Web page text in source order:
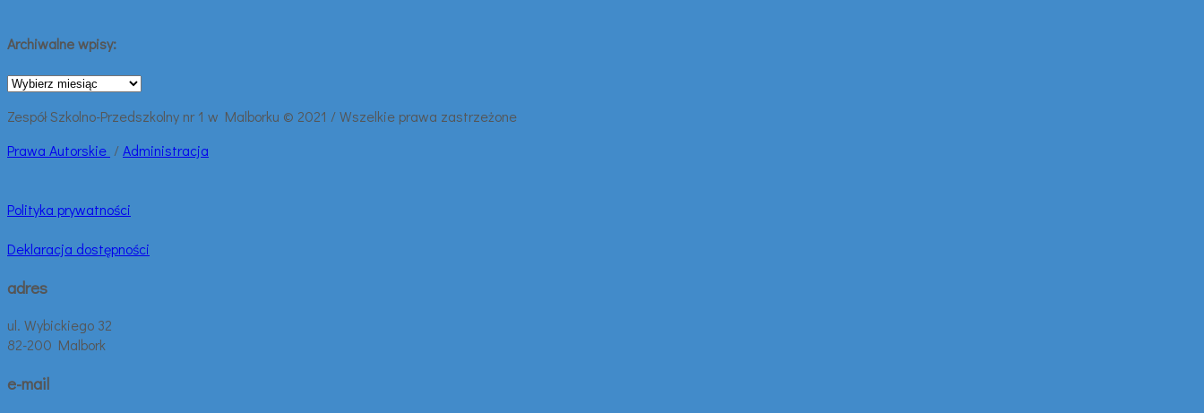
Archiwalne wpisy:
Archiwalne
Zespół Szkolno-Przedszkolny nr 1 w Malborku © 2021 / Wszelkie prawa zastrzeżone
Prawa Autorskie /Administracja
Polityka prywatności
Deklaracja dostępności
adres
ul. Wybickiego 32
82-200 Malbork
e-mail